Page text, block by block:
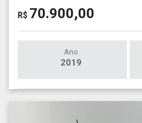
R$ 70.900,00
Ano
2019